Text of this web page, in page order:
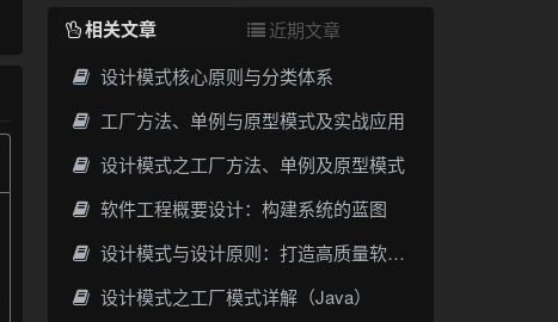
相关文章
近期文章
设计模式核心原则与分类体系
工厂方法、单例与原型模式及实战应用
设计模式之工厂方法、单例及原型模式
软件工程概要设计：构建系统的蓝图
设计模式与设计原则：打造高质量软件的基石
设计模式之工厂模式详解（Java）